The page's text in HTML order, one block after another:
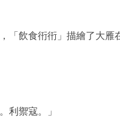
「飲食衎衎」描繪了大
利禦寇。」